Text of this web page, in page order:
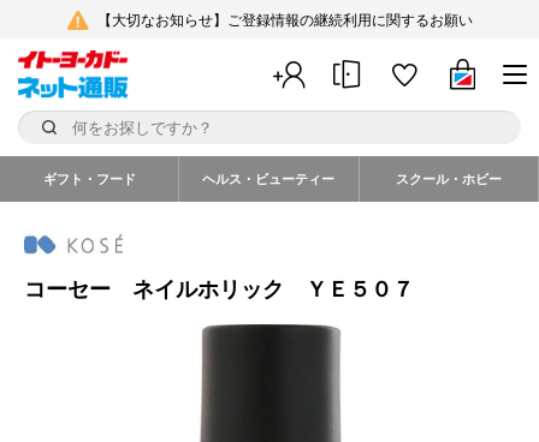
【大切なお知らせ】ご登録情報の継続利用に関するお願い
ギフト・フード ヘルス・ビューティー スクール・ホビー
コーセー ネイルホリック ＹＥ５０７